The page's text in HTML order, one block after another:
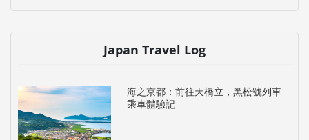
Japan Travel Log
海之京都：前往天橋立，黑松號列車
乘車體驗記